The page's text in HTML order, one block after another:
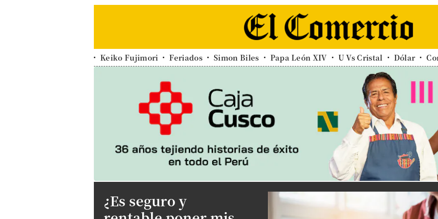
Keiko Fujimori Feriados Simon Biles Papa León XIV U Vs Cristal Dólar
¿Es seguro y